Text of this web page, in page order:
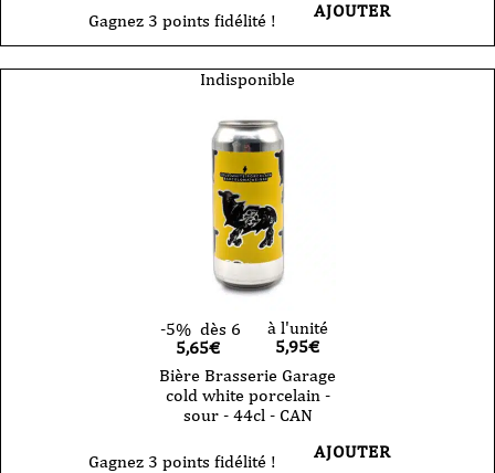
Gagnez 3 points fidélité ! AJOUTER
Indisponible
-5% dès 6
5,65€
à l'unité
5,95€
Bière Brasserie Garage
cold white porcelain -
sour - 44cl - CAN
Gagnez 3 points fidélité ! AJOUTER